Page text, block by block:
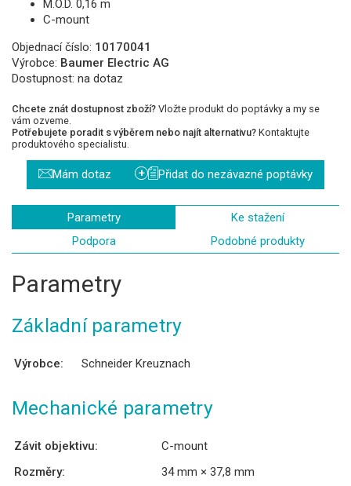
M.O.D. 0,16 m
C-mount
Objednací číslo: 10170041
Výrobce: Baumer Electric AG
Dostupnost: na dotaz
Chcete znát dostupnost zboží? Vložte produkt do poptávky a my se
vám ozveme.
Potřebujete poradit s výběrem nebo najít alternativu? Kontaktujte
produktového specialistu.
Mám dotaz + Přidat do nezávazné poptávky
Parametry
Ke stažení
Podpora
Podobné produkty
Parametry
Základní parametry
Výrobce: Schneider Kreuznach
Mechanické parametry
Závit objektivu:
C-mount
Rozměry:
34 mm × 37,8 mm